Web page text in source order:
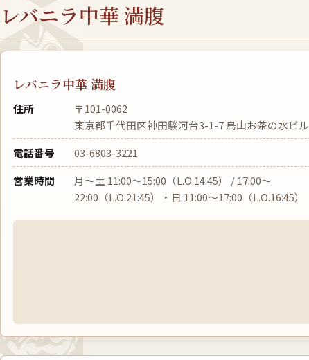
レバニラ中華 満腹
レバニラ中華 満腹
住所
〒101-0062
東京都千代田区神田駿河台3-1-7 烏山お茶の水ビル
電話番号
03-6803-3221
営業時間
月〜土 11:00〜15:00（L.O.14:45） / 17:00〜
22:00（L.O.21:45）・日 11:00〜17:00（L.O.16:45）